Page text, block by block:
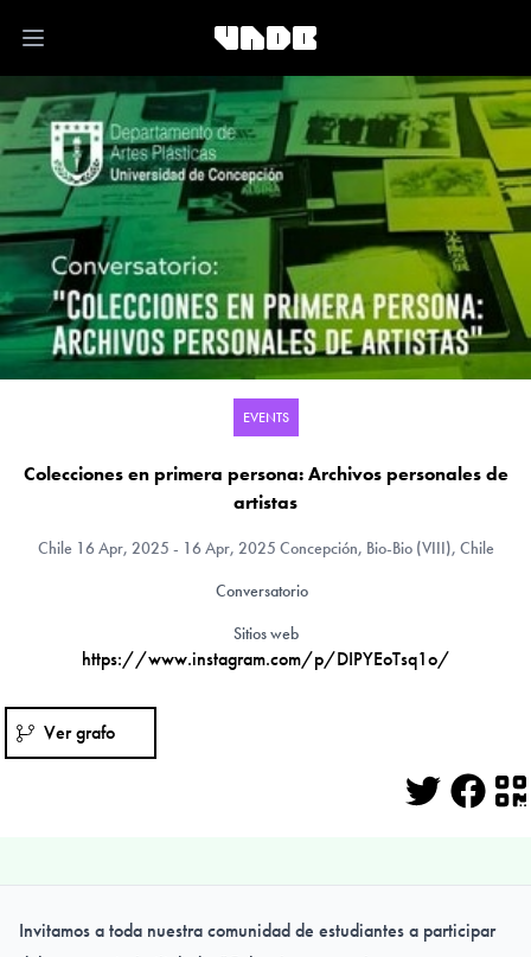
Open main menu
EVENTS
Colecciones en primera persona: Archivos personales de
artistas
Chile 16 Apr, 2025 - 16 Apr, 2025 Concepción, Bio-Bio (VIII), Chile
Conversatorio
Sitios web
https://www.instagram.com/p/DIPYEoTsq1o/
Ver grafo
Invitamos a toda nuestra comunidad de estudiantes a participar